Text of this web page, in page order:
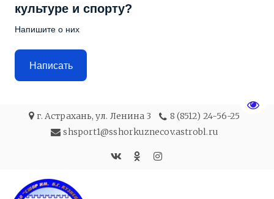
культуре и спорту?
Напишите о них
Написать
г. Астрахань,ул. Ленина 3
8 (8512) 24-56-25
shsport1@sshorkuznecov.astrobl.ru